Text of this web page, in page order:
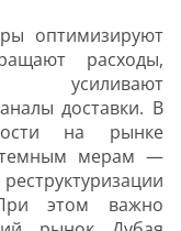
оптимизируют
расходы,
усиливают
доставки. В
на рынке
мерам —
этом важно